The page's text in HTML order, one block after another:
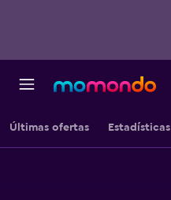
Últimas ofertas Estadísticas